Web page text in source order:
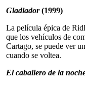
Gladiador(1999)
La película épica de
que los vehículos de
Cartago, se puede ver
cuando se voltea.
El caballero de la